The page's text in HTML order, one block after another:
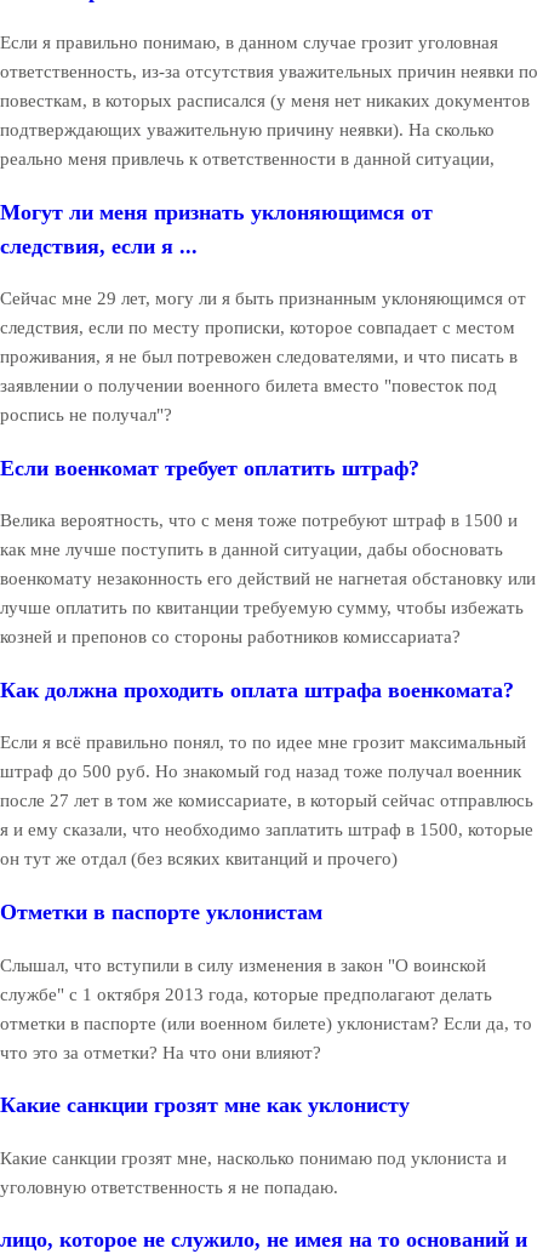
Если я правильно понимаю, в данном случае грозит уголовная
ответственность, из-за отсутствия уважительных причин неявки по
повесткам, в которых расписался (у меня нет никаких документов
подтверждающих уважительную причину неявки). На сколько
реально меня привлечь к ответственности в данной ситуации,
Могут ли меня признать уклоняющимся от
следствия, если я ...
Сейчас мне 29 лет, могу ли я быть признанным уклоняющимся от
следствия, если по месту прописки, которое совпадает с местом
проживания, я не был потревожен следователями, и что писать в
заявлении о получении военного билета вместо "повесток под
роспись не получал"?
Если военкомат требует оплатить штраф?
Велика вероятность, что с меня тоже потребуют штраф в 1500 и
как мне лучше поступить в данной ситуации, дабы обосновать
военкомату незаконность его действий не нагнетая обстановку или
лучше оплатить по квитанции требуемую сумму, чтобы избежать
козней и препонов со стороны работников комиссариата?
Как должна проходить оплата штрафа военкомата?
Если я всё правильно понял, то по идее мне грозит максимальный
штраф до 500 руб. Но знакомый год назад тоже получал военник
после 27 лет в том же комиссариате, в который сейчас отправлюсь
я и ему сказали, что необходимо заплатить штраф в 1500, которые
он тут же отдал (без всяких квитанций и прочего)
Отметки в паспорте уклонистам
Слышал, что вступили в силу изменения в закон "О воинской
службе" с 1 октября 2013 года, которые предполагают делать
отметки в паспорте (или военном билете) уклонистам? Если да, то
что это за отметки? На что они влияют?
Какие санкции грозят мне как уклонисту
Какие санкции грозят мне, насколько понимаю под уклониста и
уголовную ответственность я не попадаю.
лицо, которое не служило, не имея на то оснований и